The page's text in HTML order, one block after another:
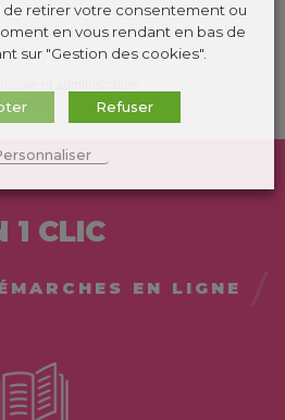
kienso.fr
1 CLIC
EN LIGNE
de retirer votre consentement ou
en vous rendant en bas de
sur "Gestion des cookies".
Refuser